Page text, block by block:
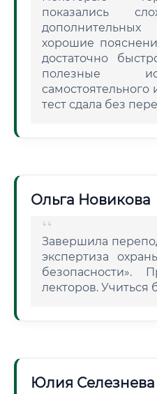
показались
хорошие
достаточно
полезные
самостоятельного
тест сдала без
Ольга Новикова
Завершила
экспертиза
безопасности».
лекторов. Учиться
Юлия Селезнева